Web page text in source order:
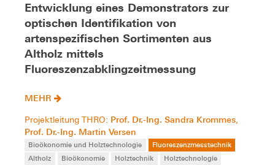
Entwicklung eines Demonstrators zur
optischen Identifikation von
artenspezifischen Sortimenten aus
Altholz mittels
Fluoreszenzabklingzeitmessung
MEHR
Projektleitung THRO: Prof. Dr.-Ing. Sandra Krommes,
Prof. Dr.-Ing. Martin Versen
Bioökonomie und Holztechnologie
Fluoreszenzmesstechnik
Altholz
Bioökonomie Holztechnik Holztechnologie